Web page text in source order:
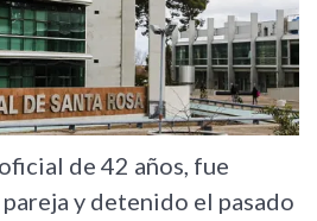
de 42 años, fue
y detenido el pasado